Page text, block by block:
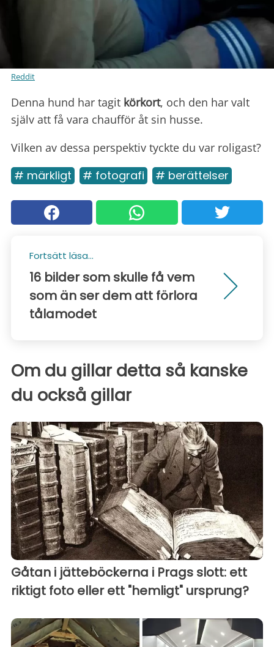
Reddit
Denna hund har tagit körkort, och den har valt
själv att få vara chaufför åt sin husse.
Vilken av dessa perspektiv tyckte du var roligast?
# märkligt # fotografi # berättelser
Fortsätt läsa...
16 bilder som skulle få vem
som än ser dem att förlora
tålamodet
Om du gillar detta så kanske
du också gillar
Gåtan i jätteböckerna i Prags slott: ett
riktigt foto eller ett "hemligt" ursprung?